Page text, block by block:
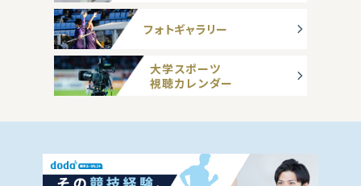
フォトギャラリー
大学スポーツ
視聴カレンダー